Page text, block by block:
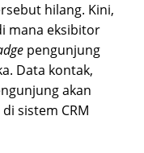
hilang. Kini,
mana eksibitor
pengunjung
Data kontak,
akan
sistem CRM